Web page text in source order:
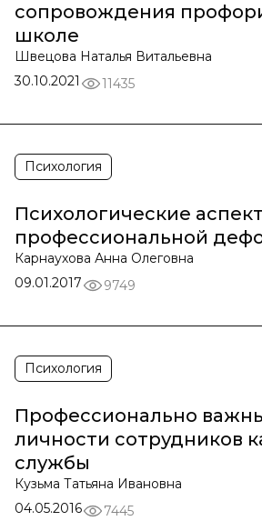
сопровождения
школе
Швецова Наталья Витальевна
30.10.2021
11435
Психология
Психологические
профессиональной
Карнаухова Анна Олеговна
09.01.2017
9749
Психология
Профессионально
личности сотрудников
службы
Кузьма Татьяна Ивановна
04.05.2016
7445